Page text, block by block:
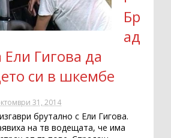
Бр
ад
Гигова да
си в шкембе
31, 2014
брутално с Ели Гигова.
на тв водещата, че има